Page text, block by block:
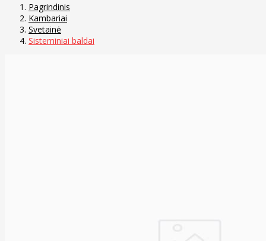
Pagrindinis
Kambariai
Svetainė
Sisteminiai baldai